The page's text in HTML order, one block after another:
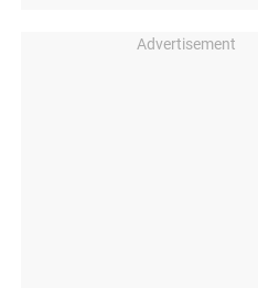
Advertisement